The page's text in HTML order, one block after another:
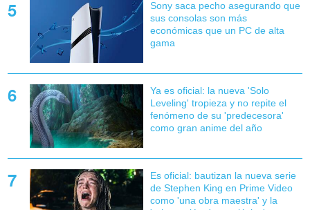
Sony saca pecho asegurando que
sus consolas son más
económicas que un PC de alta
gama
Ya es oficial: la nueva 'Solo
Leveling' tropieza y no repite el
fenómeno de su 'predecesora'
como gran anime del año
Es oficial: bautizan la nueva serie
de Stephen King en Prime Video
como 'una obra maestra' y la